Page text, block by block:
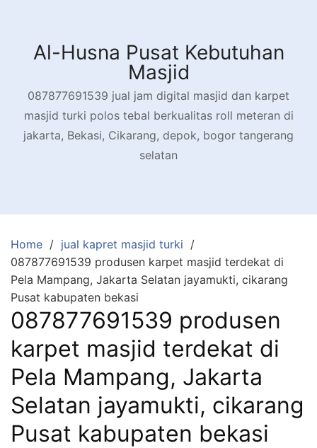
contentAl-Husna Pusat Kebutuhan
Masjid
087877691539 jual jam digital masjid dan karpet
masjid turki polos tebal berkualitas roll meteran di
jakarta, Bekasi, Cikarang, depok, bogor tangerang
selatan
Home
jual kapret masjid turki
087877691539 produsen karpet masjid terdekat di
Pela Mampang, Jakarta Selatan jayamukti, cikarang
Pusat kabupaten bekasi
087877691539 produsen
karpet masjid terdekat di
Pela Mampang, Jakarta
Selatan jayamukti, cikarang
Pusat kabupaten bekasi